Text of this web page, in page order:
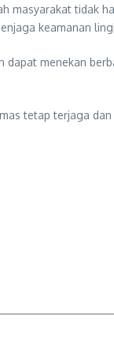
masyarakat tidak
keamanan
dapat menekan
tetap terjaga